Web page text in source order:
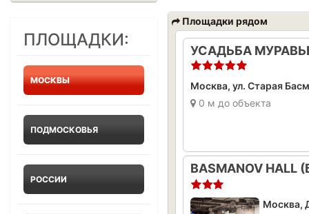
ПЛОЩАДКИ:
МОСКВЫ
ПОДМОСКОВЬЯ
РОССИИ
Площадки рядом
УСАДЬБА
Москва, ул. Старая
0 м до объекта
BASMANOV
Москва,